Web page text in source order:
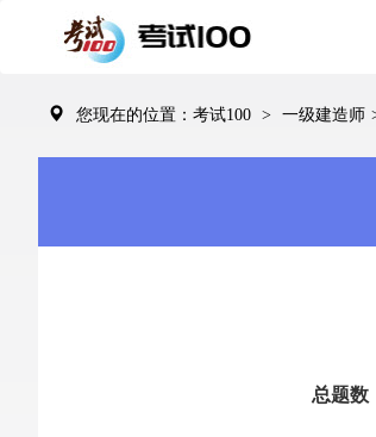
您现在的位置：考试100 > 一级建造师
总题数